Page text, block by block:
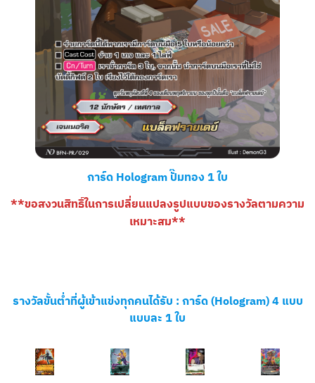
การ์ด Hologram ปั๊มทอง 1 ใบ
**ขอสงวนสิทธิ์ในการเปลี่ยนแปลงรูปแบบของรางวัลตามความ
เหมาะสม**
รางวัลขั้นต่ำที่ผู้เข้าแข่งทุกคนได้รับ : การ์ด (Hologram) 4 แบบ
แบบละ 1 ใบ